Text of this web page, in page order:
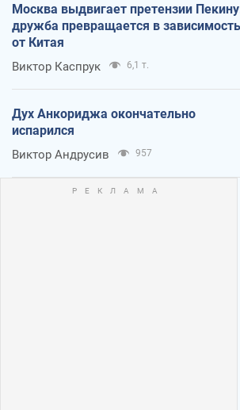
Москва выдвигает претензии
дружба превращается в
от Китая
Виктор Каспрук 6,1 т.
Дух Анкориджа окончательно
испарился
Виктор Андрусив 957